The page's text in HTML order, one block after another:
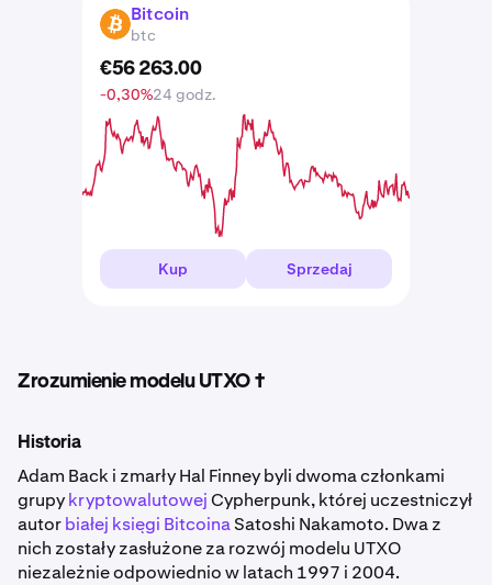
BTC Bitcoin
btc
€56 263.00
-0,30%24 godz.
Kup Sprzedaj
Zrozumienie modelu UTXO †
Historia
Adam Back i zmarły Hal Finney byli dwoma członkami
grupykryptowalutowejCypherpunk, której uczestniczył
autorbiałej księgi BitcoinaSatoshi Nakamoto. Dwa z
nich zostały zasłużone za rozwój modelu UTXO
niezależnie odpowiednio w latach 1997 i 2004.